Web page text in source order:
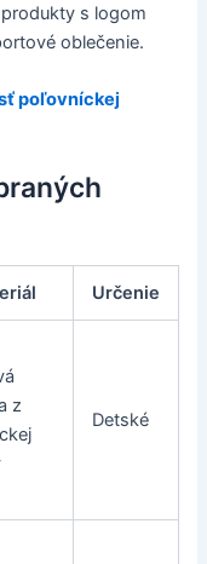
s logom
oblečenie.
poľovníckej
Určenie
z
Detské